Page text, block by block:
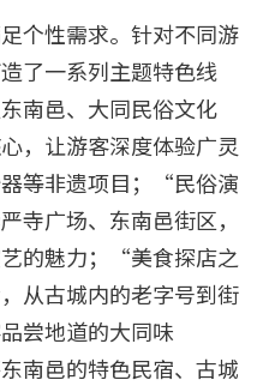
性需求。针对不同游
了一系列主题特色线
南邑、大同民俗文化
，让游客深度体验广灵
等非遗项目；“民俗演
寺广场、东南邑街区，
的魅力；“美食探店之
从古城内的老字号到街
尝地道的大同味
南邑的特色民宿、古城